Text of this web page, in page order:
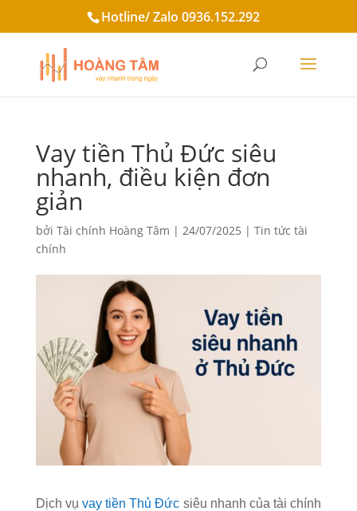
Hotline/ Zalo 0936.152.292
Vay tiền Thủ Đức siêu
nhanh, điều kiện đơn
giản
bởi Tài chính Hoàng Tâm | 24/07/2025 | Tin tức tài
chính
Dịch vụvay tiền Thủ Đức siêu nhanh của tài chính